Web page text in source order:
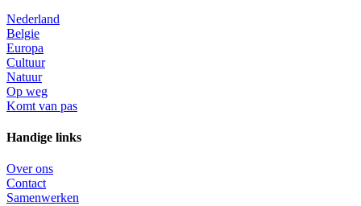
Nederland
Belgie
Europa
Cultuur
Natuur
Op weg
Komt van pas
Handige links
Over ons
Contact
Samenwerken